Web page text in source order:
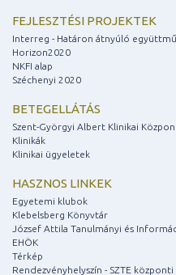
FEJLESZTÉSI PROJEKTEK
Interreg - Határon átnyúló
Horizon2020
NKFI alap
Széchenyi 2020
BETEGELLÁTÁS
Szent-Györgyi Albert Klinikai
Klinikák
Klinikai ügyeletek
HASZNOS LINKEK
Egyetemi klubok
Klebelsberg Könyvtár
József Attila Tanulmányi és
EHÖK
Térkép
Rendezvényhelyszín - SZTE